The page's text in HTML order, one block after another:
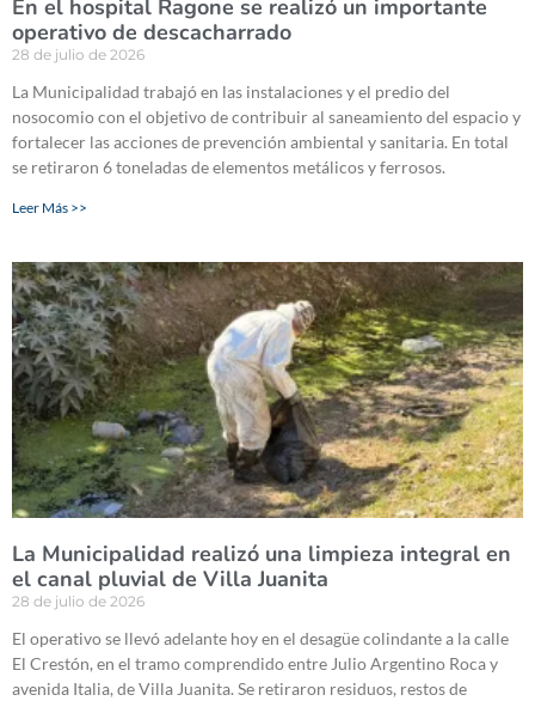
En el hospital Ragone se realizó un importante
operativo de descacharrado
28 de julio de 2026
La Municipalidad trabajó en las instalaciones y el predio del
nosocomio con el objetivo de contribuir al saneamiento del espacio y
fortalecer las acciones de prevención ambiental y sanitaria. En total
se retiraron 6 toneladas de elementos metálicos y ferrosos.
Leer Más >>
La Municipalidad realizó una limpieza integral en
el canal pluvial de Villa Juanita
28 de julio de 2026
El operativo se llevó adelante hoy en el desagüe colindante a la calle
El Crestón, en el tramo comprendido entre Julio Argentino Roca y
avenida Italia, de Villa Juanita. Se retiraron residuos, restos de